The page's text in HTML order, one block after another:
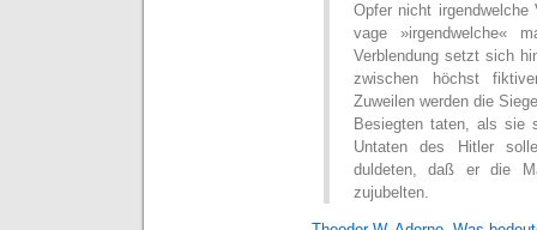
Opfer nicht irgendwelche
vage »irgendwelche«
Verblendung setzt sich
zwischen höchst
Zuweilen werden die
Besiegten taten, als sie
Untaten des Hitler
duldeten, daß er die
zujubelten.